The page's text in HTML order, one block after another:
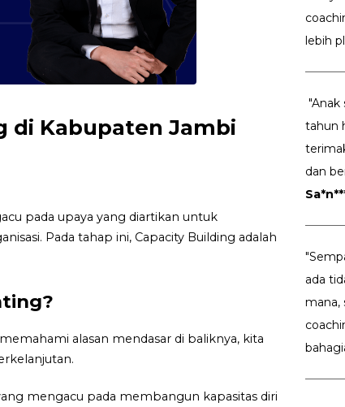
di Kabupaten Jambi
pada upaya yang diartikan untuk
Pada tahap ini, Capacity Building adalah
alasan mendasar di baliknya, kita
mengacu pada membangun kapasitas diri
lebih
"Anak
tahun
dan
ada
mana,